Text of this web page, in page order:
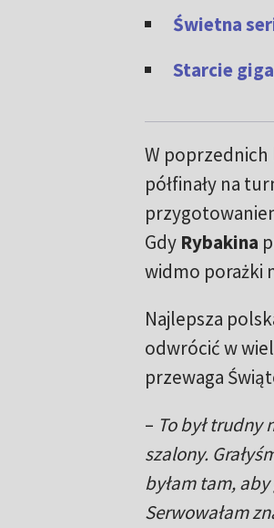
Świetna
Starcie
W poprzednich
półfinały na
Gdy Rybakina
widmo porażki
Najlepsza
odwrócić w
przewaga
– To był trudny
szalony.
byłam tam,
Serwowałam